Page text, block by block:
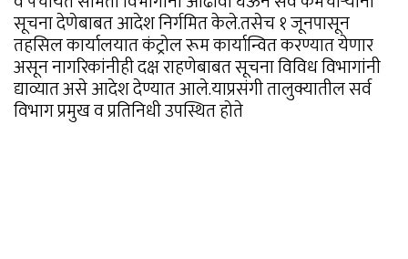
सूचना देणेबाबत आदेश निर्गमित केले.तसेच १ जूनपासून
तहसिल कार्यालयात कंट्रोल रूम कार्यान्वित करण्यात येणार
असून नागरिकांनीही दक्ष राहणेबाबत सूचना विविध विभागांनी
द्याव्यात असे आदेश देण्यात आले.याप्रसंगी तालुक्यातील सर्व
विभाग प्रमुख व प्रतिनिधी उपस्थित होते